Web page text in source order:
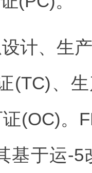
计、生
(TC)、
(OC)。
基于运-